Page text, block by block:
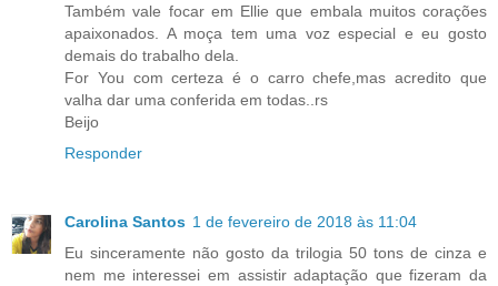
Também vale focar em Ellie que embala muitos corações
apaixonados. A moça tem uma voz especial e eu gosto
demais do trabalho dela.
For You com certeza é o carro chefe,mas acredito que
valha dar uma conferida em todas..rs
Beijo
Responder
Carolina Santos 1 de fevereiro de 2018 às 11:04
Eu sinceramente não gosto da trilogia 50 tons de cinza e
nem me interessei em assistir adaptação que fizeram da